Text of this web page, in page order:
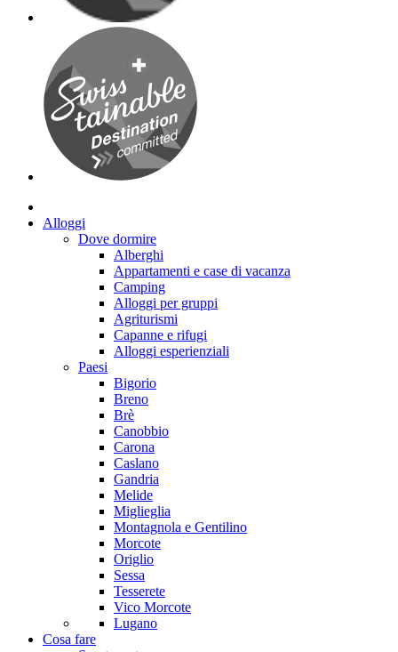
Alloggi
Dove dormire
Alberghi
Appartamenti e case di vacanza
Camping
Alloggi per gruppi
Agriturismi
Capanne e rifugi
Alloggi esperienziali
Paesi
Bigorio
Breno
Brè
Canobbio
Carona
Caslano
Gandria
Melide
Miglieglia
Montagnola e Gentilino
Morcote
Origlio
Sessa
Tesserete
Vico Morcote
Lugano
Cosa fare